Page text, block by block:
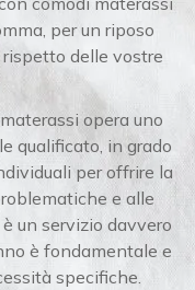
per un riposo
delle vostre
opera uno
qualificato, in grado
per offrire la
e alle
un servizio davvero
è fondamentale e
specifiche.